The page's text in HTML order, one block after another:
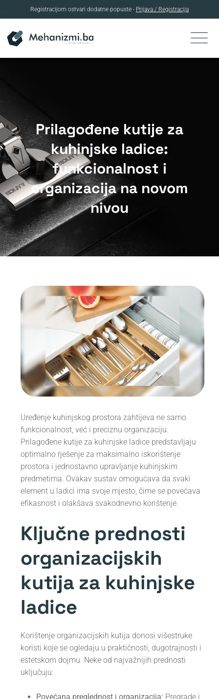
Skip
to
Registracijom ostvari dodatne popuste - Prijava / Registracija
Prilagođene kutije za
kuhinjske ladice:
funkcionalnost i
organizacija na novom
nivou
Uređenje kuhinjskog prostora zahtijeva ne samo
funkcionalnost, već i preciznu organizaciju.
Prilagođene kutije za kuhinjske ladice predstavljaju
optimalno rješenje za maksimalno iskorištenje
prostora i jednostavno upravljanje kuhinjskim
predmetima. Ovakav sustav omogućava da svaki
element u ladici ima svoje mjesto, čime se povećava
efikasnost i olakšava svakodnevno korištenje.
Ključne prednosti
organizacijskih
kutija za kuhinjske
ladice
Korištenje organizacijskih kutija donosi višestruke
koristi koje se ogledaju u praktičnosti, dugotrajnosti i
estetskom dojmu. Neke od najvažnijih prednosti
uključuju:
Povećana preglednost i organizacija: Pregrade i